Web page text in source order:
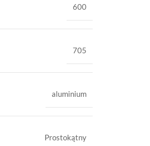
600
705
aluminium
Prostokątny